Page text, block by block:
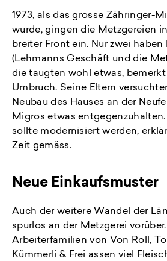
1973, als das grosse Zähringer-
wurde, gingen die Metzgereien
breiter Front ein. Nur zwei
(Lehmanns Geschäft und die
die taugten wohl etwas, bemerkt
Umbruch. Seine Eltern
Neubau des Hauses an der
Migros etwas
sollte modernisiert werden,
Zeit gemäss.
Neue Einkaufsmuster
Auch der weitere Wandel der
spurlos an der Metzgerei
Arbeiterfamilien von Von Roll,
Kümmerli & Frei assen viel